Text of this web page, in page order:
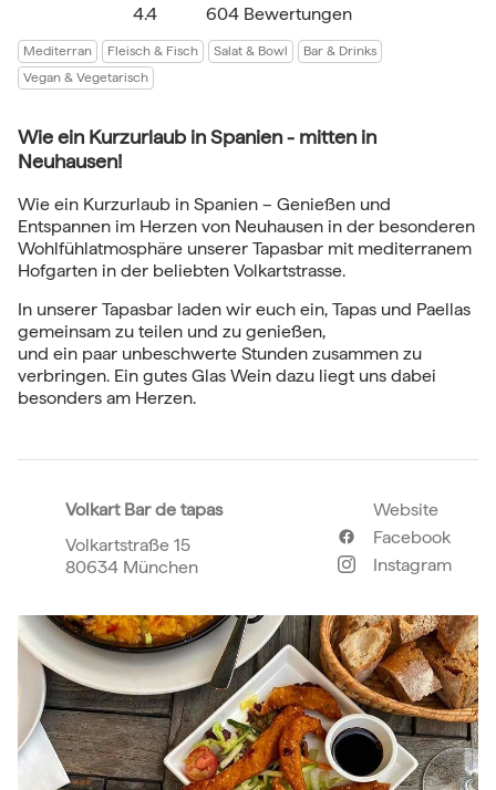
4.4 604 Bewertungen
Mediterran Fleisch & Fisch Salat & Bowl
Bar & Drinks
Vegan & Vegetarisch
Wie ein Kurzurlaub in Spanien - mitten in
Neuhausen!
Wie ein Kurzurlaub in Spanien – Genießen und
Entspannen im Herzen von Neuhausen in der besonderen
Wohlfühlatmosphäre unserer Tapasbar mit mediterranem
Hofgarten in der beliebten Volkartstrasse.
In unserer Tapasbar laden wir euch ein, Tapas und Paellas
gemeinsam zu teilen und zu genießen,
und ein paar unbeschwerte Stunden zusammen zu
verbringen. Ein gutes Glas Wein dazu liegt uns dabei
besonders am Herzen.
Volkart Bar de tapas
Volkartstraße 15
80634 München
Website
Facebook
Instagram